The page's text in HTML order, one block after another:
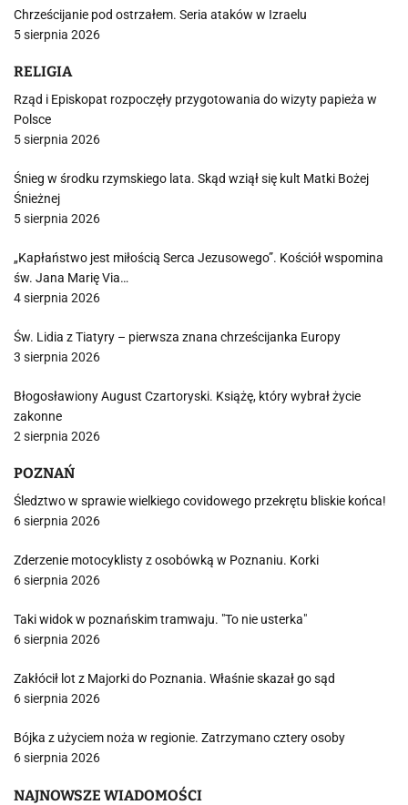
Chrześcijanie pod ostrzałem. Seria ataków w Izraelu
5 sierpnia 2026
RELIGIA
Rząd i Episkopat rozpoczęły przygotowania do wizyty papieża w
Polsce
5 sierpnia 2026
Śnieg w środku rzymskiego lata. Skąd wziął się kult Matki Bożej
Śnieżnej
5 sierpnia 2026
„Kapłaństwo jest miłością Serca Jezusowego”. Kościół wspomina
św. Jana Marię Via…
4 sierpnia 2026
Św. Lidia z Tiatyry – pierwsza znana chrześcijanka Europy
3 sierpnia 2026
Błogosławiony August Czartoryski. Książę, który wybrał życie
zakonne
2 sierpnia 2026
POZNAŃ
Śledztwo w sprawie wielkiego covidowego przekrętu bliskie końca!
6 sierpnia 2026
Zderzenie motocyklisty z osobówką w Poznaniu. Korki
6 sierpnia 2026
Taki widok w poznańskim tramwaju. "To nie usterka"
6 sierpnia 2026
Zakłócił lot z Majorki do Poznania. Właśnie skazał go sąd
6 sierpnia 2026
Bójka z użyciem noża w regionie. Zatrzymano cztery osoby
6 sierpnia 2026
NAJNOWSZE WIADOMOŚCI